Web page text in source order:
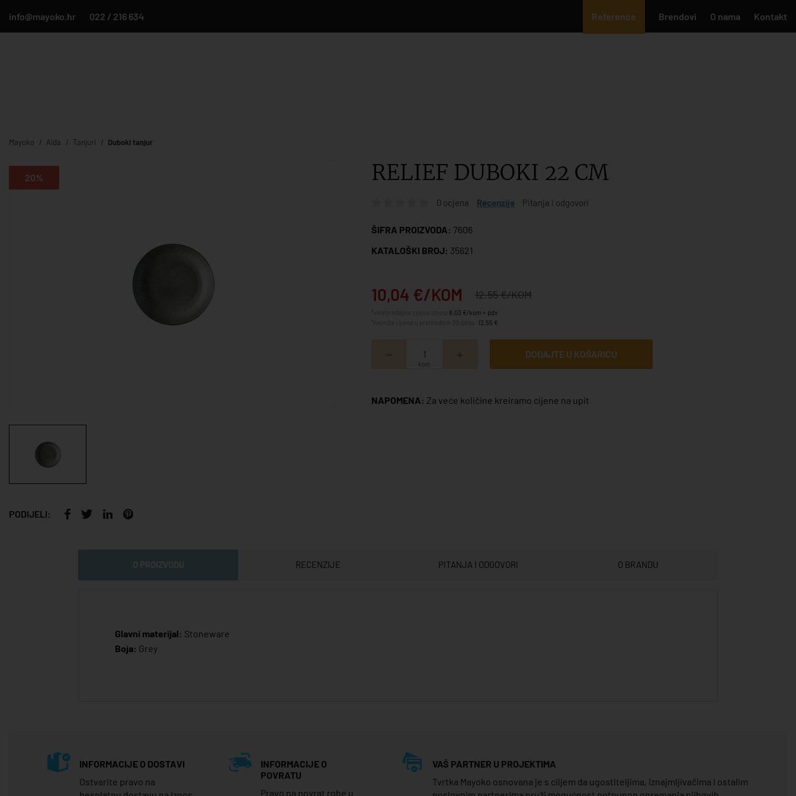
info@mayoko.hr 022 / 216 634 Reference Brendovi O nama Kontakt
Mayoko Aida Tanjuri Duboki tanjur
20%
PODIJELI:
RELIEF DUBOKI 22 CM
0 ocjena Recenzije Pitanja i odgovori
ŠIFRA PROIZVODA: 7606
KATALOŠKI BROJ: 35621
10,04 €/KOM 12,55 €/KOM
8,03 €/kom + pdv
12,55 €
kom
DODAJTE U KOŠARICU
NAPOMENA: Za veće količine kreiramo cijene na upit
RECENZIJE PITANJA I ODGOVORI O BRANDU
Glavni materijal: Stoneware
Boja: Grey
INFORMACIJE O DOSTAVI
Ostvarite pravo na
INFORMACIJE O
POVRATU
Pravo na povrat robe u
VAŠ PARTNER U PROJEKTIMA
Tvrtka Mayoko osnovana je s ciljem da ugostiteljima, iznajmljivačima i ostalim